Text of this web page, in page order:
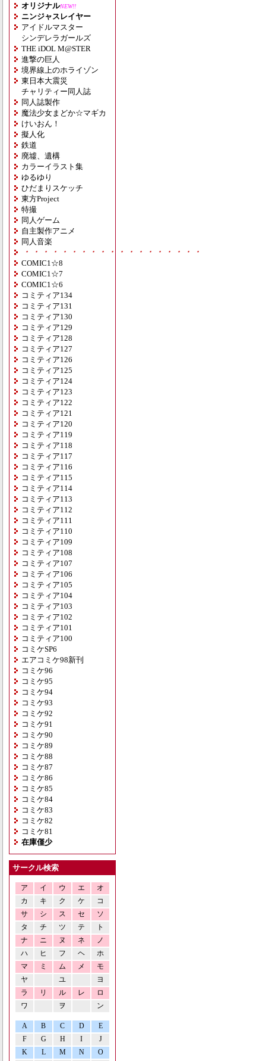
オリジナルNEW!!
ニンジャスレイヤー
アイドルマスター
シンデレラガールズ
THE iDOL M@STER
進撃の巨人
境界線上のホライゾン
東日本大震災
チャリティー同人誌
同人誌製作
魔法少女まどか☆マギカ
けいおん！
擬人化
鉄道
廃墟、遺構
カラーイラスト集
ゆるゆり
ひだまりスケッチ
東方Project
特撮
同人ゲーム
自主製作アニメ
同人音楽
・・・・・・・・・・・・・・・・・・・
COMIC1☆8
COMIC1☆7
COMIC1☆6
コミティア134
コミティア131
コミティア130
コミティア129
コミティア128
コミティア127
コミティア126
コミティア125
コミティア124
コミティア123
コミティア122
コミティア121
コミティア120
コミティア119
コミティア118
コミティア117
コミティア116
コミティア115
コミティア114
コミティア113
コミティア112
コミティア111
コミティア110
コミティア109
コミティア108
コミティア107
コミティア106
コミティア105
コミティア104
コミティア103
コミティア102
コミティア101
コミティア100
コミケSP6
エアコミケ98新刊
コミケ96
コミケ95
コミケ94
コミケ93
コミケ92
コミケ91
コミケ90
コミケ89
コミケ88
コミケ87
コミケ86
コミケ85
コミケ84
コミケ83
コミケ82
コミケ81
在庫僅少
サークル検索
ア イ ウ エ
オ
カ
キ ク ケ
コ
サ
シ ス セ
ソ
タ
チ ツ テ
ト
ナ
ニ ヌ ネ
ノ
ハ
ヒ フ ヘ
ホ
マ
ミ ム メ
モ
ヤ
ユ
ヨ
ラ
リ ル レ
ロ
ワ
ヲ ン
A B C D
E
F
G H I
J
K
L M N O